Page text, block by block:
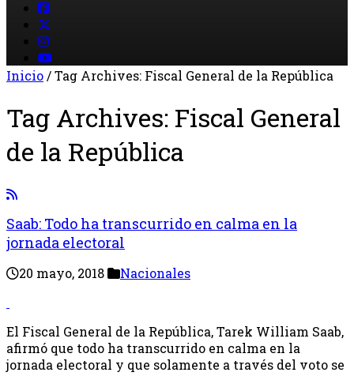
Inicio/Tag Archives: Fiscal General de la República
Tag Archives: Fiscal General
de la República
Saab: Todo ha transcurrido en calma en la
jornada electoral
20 mayo, 2018 Nacionales
El Fiscal General de la República, Tarek William Saab,
afirmó que todo ha transcurrido en calma en la
jornada electoral y que solamente a través del voto se